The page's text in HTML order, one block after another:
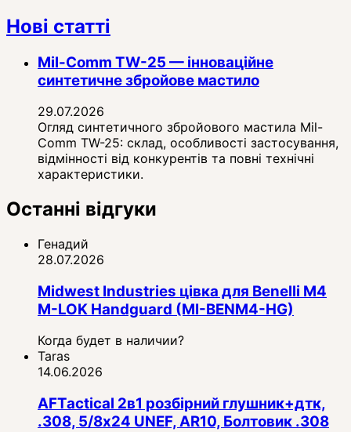
Нові статті
Mil-Comm TW-25 — інноваційне
синтетичне збройове мастило
29.07.2026
Огляд синтетичного збройового мастила Mil-
Comm TW-25: склад, особливості застосування,
відмінності від конкурентів та повні технічні
характеристики.
Останні відгуки
Генадий
28.07.2026
Midwest Industries цівка для Benelli M4
M-LOK Handguard (MI-BENM4-HG)
Когда будет в наличии?
Taras
14.06.2026
AFTactical 2в1 розбірний глушник+дтк,
.308, 5/8x24 UNEF, AR10, Болтовик .308